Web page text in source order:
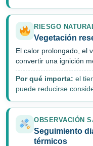
RIESGO
Vegetación
El calor prolongado, el
convertir una ignición
Por qué importa: el
puede reducirse
OBSERVACIÓN
Seguimiento
térmicos